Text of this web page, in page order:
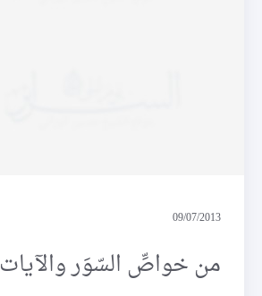
09/07/2013
من خواصِّ السّوَر والآيات